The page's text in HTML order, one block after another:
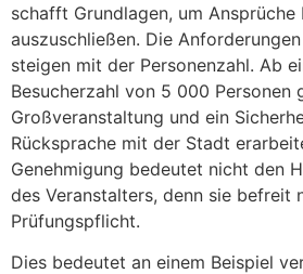
schafft Grundlagen, um
auszuschließen. Die
steigen mit der Personenzahl. Ab
Besucherzahl von 5 000 Personen
Großveranstaltung und ein
Rücksprache mit der Stadt
Genehmigung bedeutet nicht den
des Veranstalters, denn sie befreit
Prüfungspflicht.
Dies bedeutet an einem Beispiel